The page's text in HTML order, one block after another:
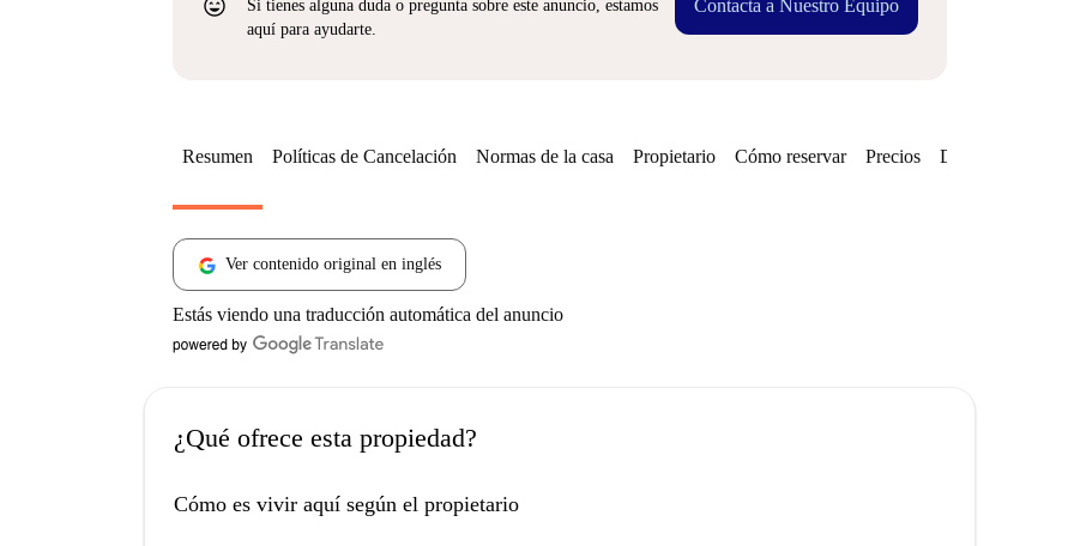
Si tienes alguna duda o pregunta sobre este anuncio, estamos
aquí para ayudarte.
Contacta a Nuestro Equipo
Resumen Políticas de Cancelación Normas de la casa Propietario Cómo reservar Precios Disponibilidades
Ver contenido original en inglés
Estás viendo una traducción automática del anuncio
¿Qué ofrece esta propiedad?
Cómo es vivir aquí según el propietario